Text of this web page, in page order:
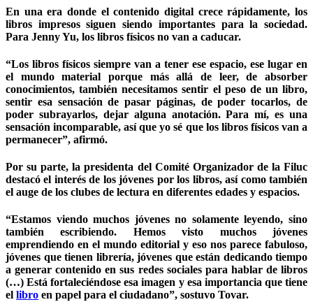
En una era donde el contenido digital crece rápidamente, los
libros impresos siguen siendo importantes para la sociedad.
Para Jenny Yu, los libros físicos no van a caducar.
“Los libros físicos siempre van a tener ese espacio, ese lugar en
el mundo material porque más allá de leer, de absorber
conocimientos, también necesitamos sentir el peso de un libro,
sentir esa sensación de pasar páginas, de poder tocarlos, de
poder subrayarlos, dejar alguna anotación. Para mí, es una
sensación incomparable, así que yo sé que los libros físicos van a
permanecer”, afirmó.
Por su parte, la presidenta del Comité Organizador de la Filuc
destacó el interés de los jóvenes por los libros, así como también
el auge de los clubes de lectura en diferentes edades y espacios.
“Estamos viendo muchos jóvenes no solamente leyendo, sino
también escribiendo. Hemos visto muchos jóvenes
emprendiendo en el mundo editorial y eso nos parece fabuloso,
jóvenes que tienen librería, jóvenes que están dedicando tiempo
a generar contenido en sus redes sociales para hablar de libros
(…) Está fortaleciéndose esa imagen y esa importancia que tiene
el libro en papel para el ciudadano”, sostuvo Tovar.